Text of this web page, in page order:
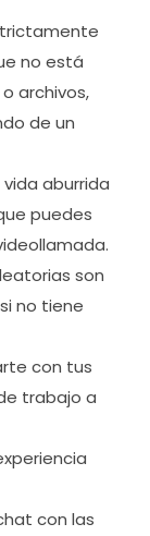
no está
archivos,
de un
aburrida
puedes
son
no tiene
con tus
trabajo a
con las